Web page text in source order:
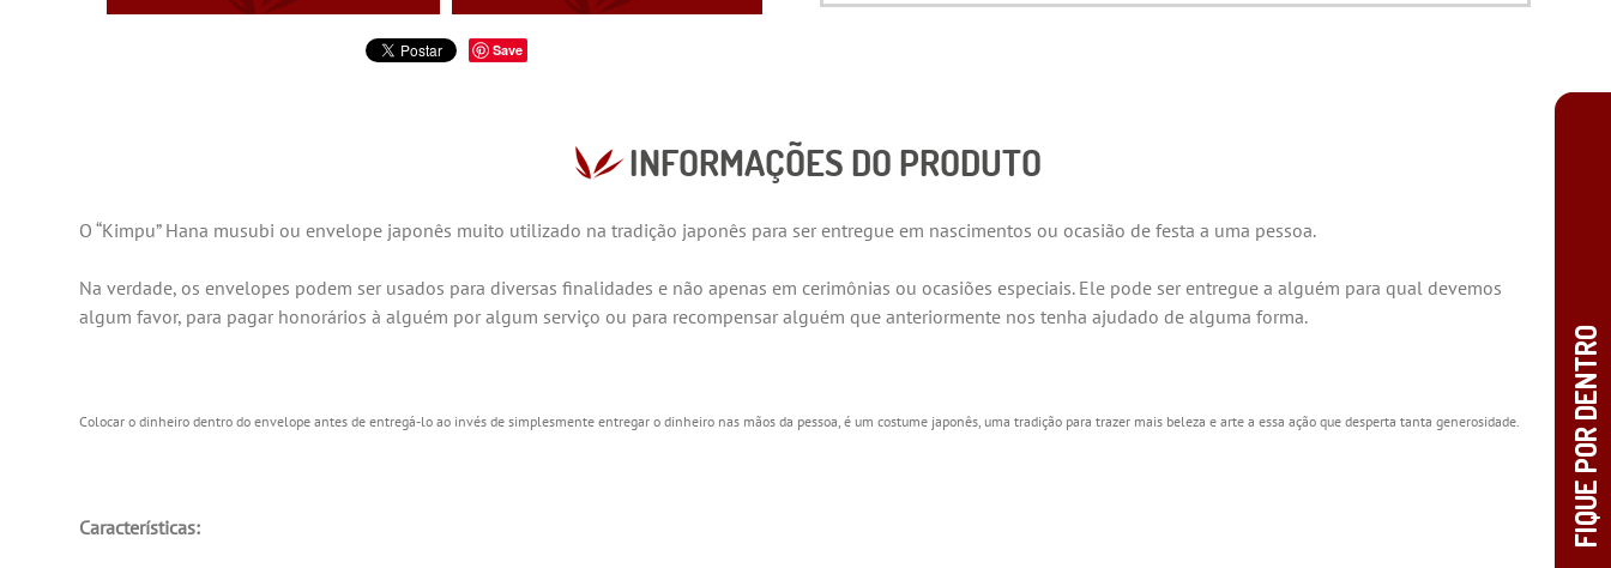
Save
INFORMAÇÕES DO PRODUTO
O “Kimpu” Hana musubi ou envelope japonês muito utilizado na tradição japonês para ser entregue em nascimentos ou ocasião de festa a uma pessoa.
Na verdade, os envelopes podem ser usados para diversas finalidades e não apenas em cerimônias ou ocasiões especiais. Ele pode ser entregue a alguém para qual devemos
algum favor, para pagar honorários à alguém por algum serviço ou para recompensar alguém que anteriormente nos tenha ajudado de alguma forma.
Colocar o dinheiro dentro do envelope antes de entregá-lo ao invés de simplesmente entregar o dinheiro nas mãos da pessoa, é um costume japonês, uma tradição para trazer mais beleza e arte a essa ação que desperta tanta generosidade.
Características: